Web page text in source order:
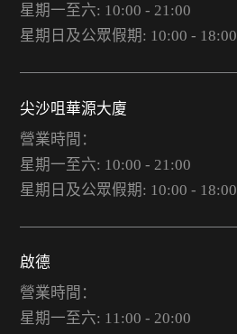
星期一至六: 10:00 - 21:00
星期日及公眾假期: 10:00 - 18:00
尖沙咀華源大廈
營業時間：
星期一至六: 10:00 - 21:00
星期日及公眾假期: 10:00 - 18:00
啟德
營業時間：
星期一至六: 11:00 - 20:00